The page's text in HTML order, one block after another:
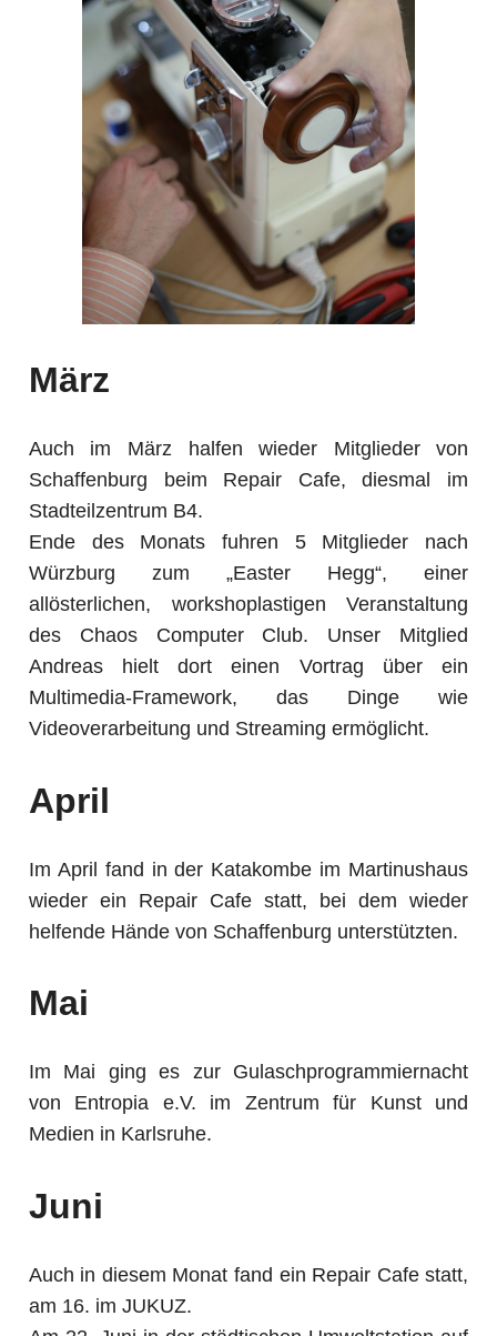
März
Auch im März halfen wieder Mitglieder von
Schaffenburg beim Repair Cafe, diesmal im
Stadteilzentrum B4.
Ende des Monats fuhren 5 Mitglieder nach
Würzburg zum „Easter Hegg“, einer
allösterlichen, workshoplastigen Veranstaltung
des Chaos Computer Club. Unser Mitglied
Andreas hielt dort einen Vortrag über ein
Multimedia-Framework, das Dinge wie
Videoverarbeitung und Streaming ermöglicht.
April
Im April fand in der Katakombe im Martinushaus
wieder ein Repair Cafe statt, bei dem wieder
helfende Hände von Schaffenburg unterstützten.
Mai
Im Mai ging es zur Gulaschprogrammiernacht
von Entropia e.V. im Zentrum für Kunst und
Medien in Karlsruhe.
Juni
Auch in diesem Monat fand ein Repair Cafe statt,
am 16. im JUKUZ.